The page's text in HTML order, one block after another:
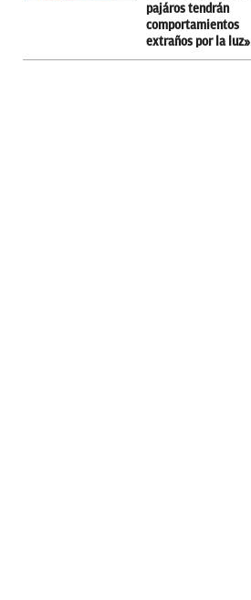
pajáros tendrán
comportamientos
extraños por la luz»